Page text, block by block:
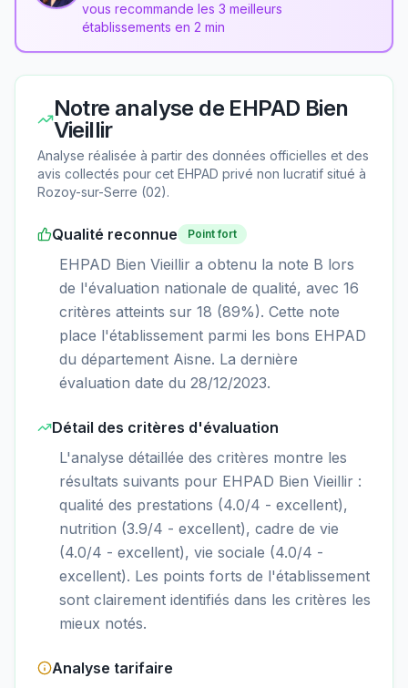
vous recommande les 3 meilleurs
établissements en 2 min
Notre analyse de EHPAD Bien
Vieillir
Analyse réalisée à partir des données officielles et des
avis collectés pour cet EHPAD privé non lucratif situé à
Rozoy-sur-Serre (02).
Qualité reconnue Point fort
EHPAD Bien Vieillir a obtenu la note B lors
de l'évaluation nationale de qualité, avec 16
critères atteints sur 18 (89%). Cette note
place l'établissement parmi les bons EHPAD
du département Aisne. La dernière
évaluation date du 28/12/2023.
Détail des critères d'évaluation
L'analyse détaillée des critères montre les
résultats suivants pour EHPAD Bien Vieillir :
qualité des prestations (4.0/4 - excellent),
nutrition (3.9/4 - excellent), cadre de vie
(4.0/4 - excellent), vie sociale (4.0/4 -
excellent). Les points forts de l'établissement
sont clairement identifiés dans les critères les
mieux notés.
Analyse tarifaire